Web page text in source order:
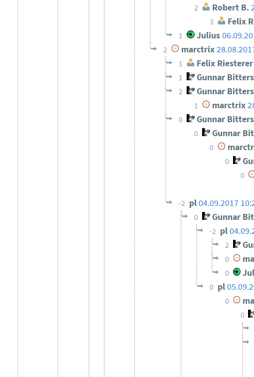
2 Robert B.
3 Felix
1 Julius
2 marctrix
1 Felix Riesterer
1 Gunnar
2 Gunnar
1 marctrix
0 Gunnar
0 Gunnar
0
0
0
-2 pl04.09.2017
0 Gunnar
-2 pl
2
0
0
0 pl
0
0